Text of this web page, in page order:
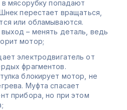
в мясорубку попадают
перестает вращаться,
или обламываются.
– менять деталь, ведь
мотор;
электродвигатель от
фрагментов.
блокирует мотор, не
Муфта спасает
прибора, но при этом